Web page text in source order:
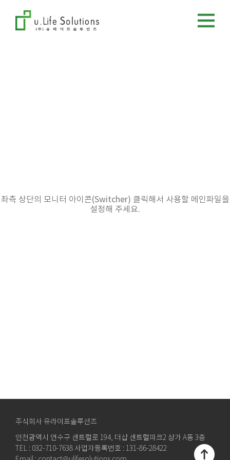
좌측 상단의 모니터 아이콘(Switcher) 클릭해서 사용할 메인파일을
설정해 주세요.
주식회사 유라이프솔루션즈
인천광역시 연수구 센트럴로 194, 더샵 센트럴파크2 상가 A동 3층
TEL : 032-710-7638 사업자등록번호 : 131-86-28422